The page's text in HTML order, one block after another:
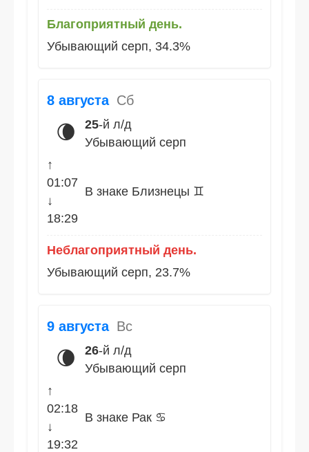
Благоприятный день.
Убывающий серп, 34.3%
8 августа Сб
🌘 25-й л/д
Убывающий серп
↑
01:07
↓
18:29
В знаке Близнецы ♊
Неблагоприятный день.
Убывающий серп, 23.7%
9 августа Вс
🌘 26-й л/д
Убывающий серп
↑
02:18
↓
19:32
В знаке Рак ♋